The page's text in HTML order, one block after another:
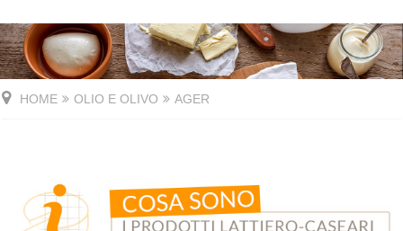
HOME OLIO E OLIVO AGER